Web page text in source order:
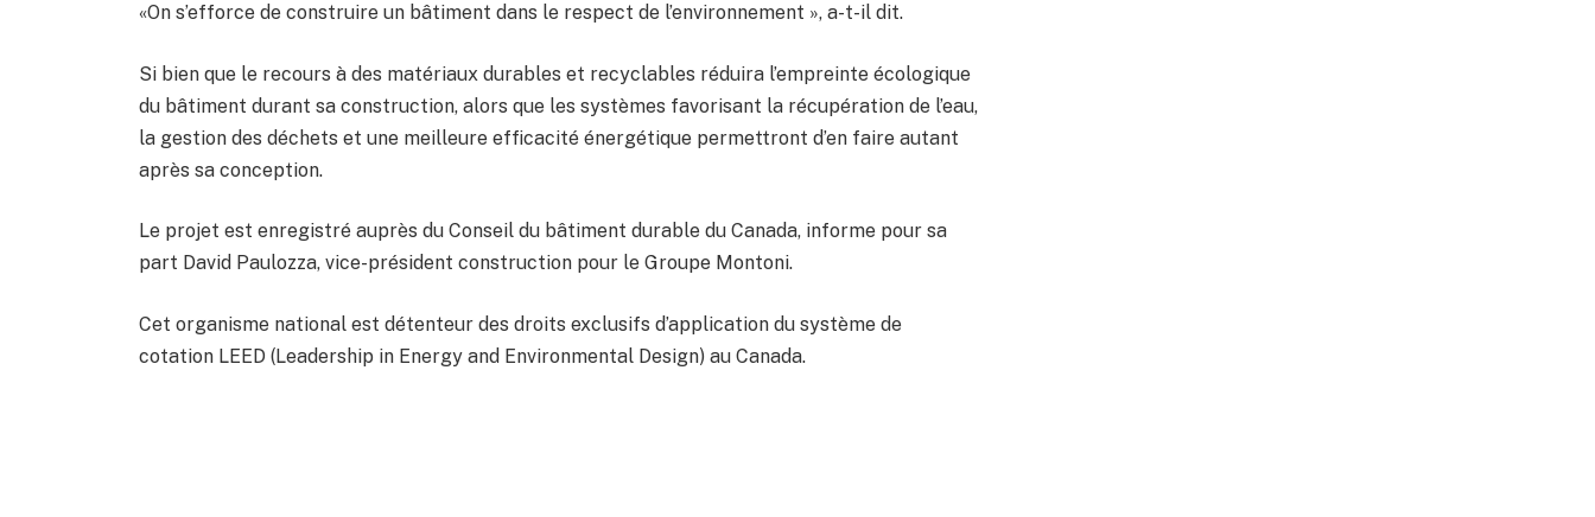
«On s’efforce de construire un bâtiment dans le respect de l’environnement », a-t-il dit.
Si bien que le recours à des matériaux durables et recyclables réduira l’empreinte écologique
du bâtiment durant sa construction, alors que les systèmes favorisant la récupération de l’eau,
la gestion des déchets et une meilleure efficacité énergétique permettront d’en faire autant
après sa conception.
Le projet est enregistré auprès du Conseil du bâtiment durable du Canada, informe pour sa
part David Paulozza, vice-président construction pour le Groupe Montoni.
Cet organisme national est détenteur des droits exclusifs d’application du système de
cotation LEED (Leadership in Energy and Environmental Design) au Canada.